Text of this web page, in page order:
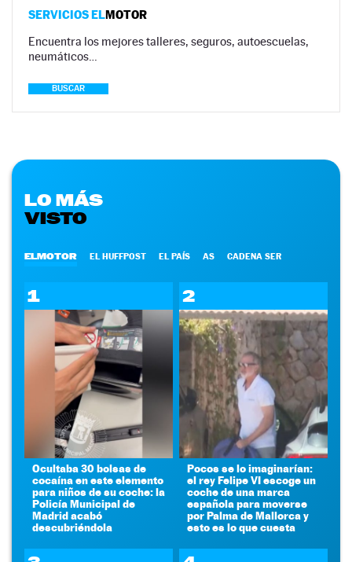
SERVICIOS ELMOTOR
Encuentra los mejores talleres, seguros, autoescuelas,
neumáticos…
BUSCAR
LO MÁS
VISTO
ELMOTOR EL HUFFPOST EL PAÍS AS CADENA SER
1
Ocultaba 30 bolsas de
cocaína en este elemento
para niños de su coche: la
Policía Municipal de
Madrid acabó
descubriéndola
2
Pocos se lo imaginarían:
el rey Felipe VI escoge un
coche de una marca
española para moverse
por Palma de Mallorca y
esto es lo que cuesta